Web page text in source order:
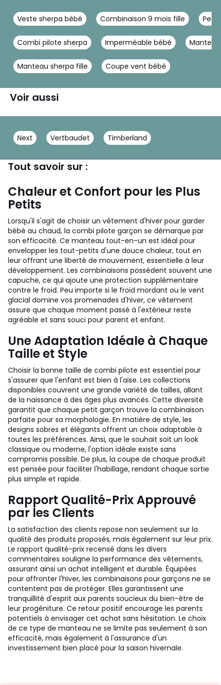
Veste sherpa bébé Combinaison 9 mois fille
Combi pilote sherpa Imperméable bébé
Manteau sherpa fille Coupe vent bébé
Voir aussi
Next Vertbaudet Timberland
Tout savoir sur :
Chaleur et Confort pour les Plus
Petits
Lorsqu'il s'agit de choisir un vêtement d'hiver pour garder
bébé au chaud, la combi pilote garçon se démarque par
son efficacité. Ce manteau tout-en-un est idéal pour
envelopper les tout-petits d'une douce chaleur, tout en
leur offrant une liberté de mouvement, essentielle à leur
développement. Les combinaisons possèdent souvent une
capuche, ce qui ajoute une protection supplémentaire
contre le froid. Peu importe si le froid mordant ou le vent
glacial domine vos promenades d'hiver, ce vêtement
assure que chaque moment passé à l'extérieur reste
agréable et sans souci pour parent et enfant.
Une Adaptation Idéale à Chaque
Taille et Style
Choisir la bonne taille de combi pilote est essentiel pour
s'assurer que l'enfant est bien à l'aise. Les collections
disponibles couvrent une grande variété de tailles, allant
de la naissance à des âges plus avancés. Cette diversité
garantit que chaque petit garçon trouve la combinaison
parfaite pour sa morphologie. En matière de style, les
designs sobres et élégants offrent un choix adaptable à
toutes les préférences. Ainsi, que le souhait soit un look
classique ou moderne, l'option idéale existe sans
compromis possible. De plus, la coupe de chaque produit
est pensée pour faciliter l'habillage, rendant chaque sortie
plus simple et rapide.
Rapport Qualité-Prix Approuvé
par les Clients
La satisfaction des clients repose non seulement sur la
qualité des produits proposés, mais également sur leur prix.
Le rapport qualité-prix recensé dans les divers
commentaires souligne la performance des vêtements,
assurant ainsi un achat intelligent et durable. Équipées
pour affronter l'hiver, les combinaisons pour garçons ne se
contentent pas de protéger. Elles garantissent une
tranquillité d'esprit aux parents soucieux du bien-être de
leur progéniture. Ce retour positif encourage les parents
potentiels à envisager cet achat sans hésitation. Le choix
de ce type de manteau ne se limite pas seulement à son
efficacité, mais également à l'assurance d'un
investissement bien placé pour la saison hivernale.